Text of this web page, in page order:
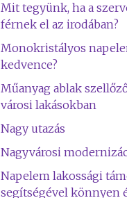
Mit tegyünk, ha a
férnek el az irodában?
Monokristályos
kedvence?
Műanyag ablak
városi lakásokban
Nagy utazás
Nagyvárosi
Napelem lakossági
segítségével könnyen